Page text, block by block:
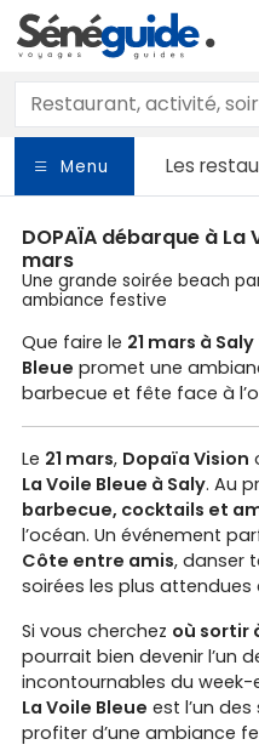
Menu Les
DOPAÏA débarque à La
mars
Une grande soirée beach
ambiance festive
Que faire le 21 mars à Saly
Bleue promet une
barbecue et fête face à
Le 21 mars, Dopaïa Vision
La Voile Bleue à Saly. Au
barbecue, cocktails et
l’océan. Un événement
Côte entre amis, danser
soirées les plus attendues
Si vous cherchez où sortir
pourrait bien devenir l’un
incontournables du week-
La Voile Bleue est l’un
profiter d’une ambiance